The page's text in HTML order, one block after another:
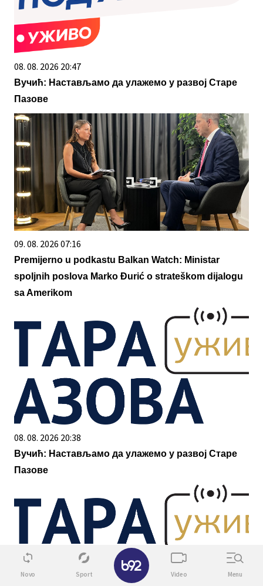
08. 08. 2026 20:47
Вучић: Настављамо да улажемо у развој Старе
Пазове
09. 08. 2026 07:16
Premijerno u podkastu Balkan Watch: Ministar
spoljnih poslova Marko Đurić o strateškom dijalogu
sa Amerikom
08. 08. 2026 20:38
Вучић: Настављамо да улажемо у развој Старе
Пазове
Novo Sport Video Menu
✕